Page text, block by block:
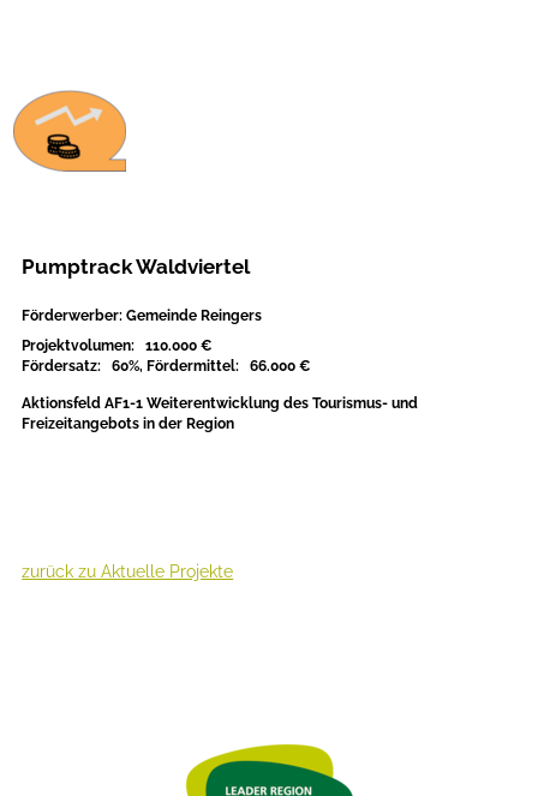
Pumptrack Waldviertel
Förderwerber: Gemeinde Reingers
Projektvolumen: 110.000 €
Fördersatz: 60%, Fördermittel: 66.000 €
Aktionsfeld AF1-1 Weiterentwicklung des Tourismus- und
Freizeitangebots in der Region
zurück zu Aktuelle Projekte